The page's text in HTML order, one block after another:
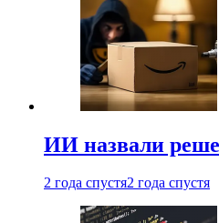
ИИ назвали
2 года спустя2 года спустя